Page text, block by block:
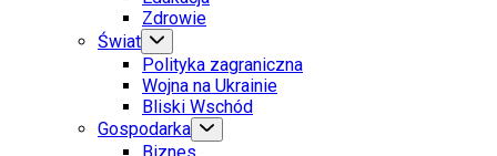
Zdrowie
Świat
Polityka zagraniczna
Wojna na Ukrainie
Bliski Wschód
Gospodarka